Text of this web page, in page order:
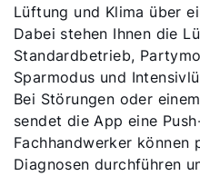
Lüftung und Klima über
Dabei stehen Ihnen die
Standardbetrieb,
Sparmodus und
Bei Störungen oder
sendet die App eine
Fachhandwerker können
Diagnosen durchführen